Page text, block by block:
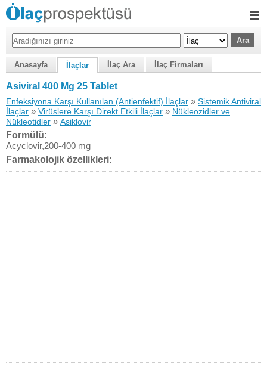
Anasayfa İlaçlar İlaç Ara İlaç Firmaları
Asiviral 400 Mg 25 Tablet
Enfeksiyona Karşı Kullanılan (Antienfektif) İlaçlar » Sistemik Antiviral
İlaçlar » Virüslere Karşı Direkt Etkili İlaçlar » Nükleozidler ve
Nükleotidler » Asiklovir
Formülü:
Acyclovir,200-400 mg
Farmakolojik özellikleri: